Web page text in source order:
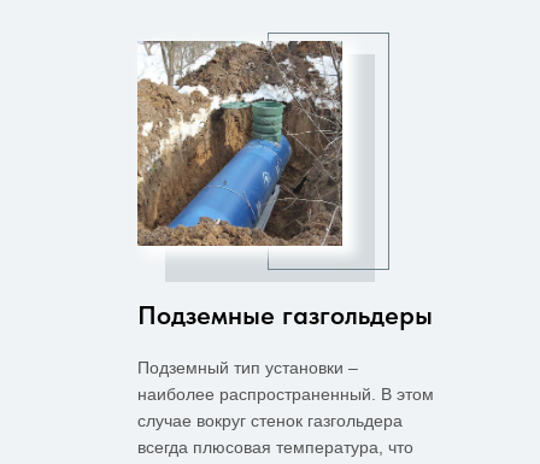
Подземные газгольдеры
Подземный тип установки –
наиболее распространенный. В этом
случае вокруг стенок газгольдера
всегда плюсовая температура, что